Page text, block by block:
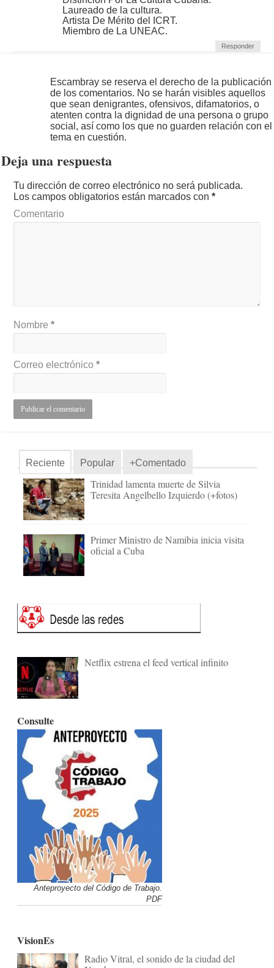
Laureado de la cultura.
Artista De Mérito del ICRT.
Miembro de La UNEAC.
Responder
Escambray se reserva el derecho de la publicación
de los comentarios. No se harán visibles aquellos
que sean denigrantes, ofensivos, difamatorios, o
atenten contra la dignidad de una persona o grupo
social, así como los que no guarden relación con el
tema en cuestión.
Deja una respuesta
Tu dirección de correo electrónico no será publicada.
Los campos obligatorios están marcados con*
Comentario
Nombre*
Correo electrónico*
Reciente Popular +Comentado
Trinidad lamenta muerte de Silvia
Teresita Angelbello Izquierdo (+fotos)
Primer Ministro de Namibia inicia visita
oficial a Cuba
Netflix estrena el feed vertical infinito
Consulte
Anteproyecto del Código de Trabajo.
PDF
VisionEs
Radio Vitral, el sonido de la ciudad del